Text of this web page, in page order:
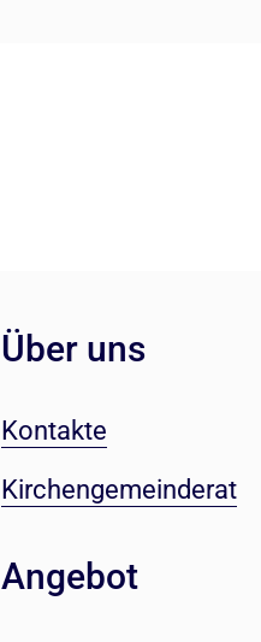
Über uns
Kontakte
Kirchengemeinderat
Angebot